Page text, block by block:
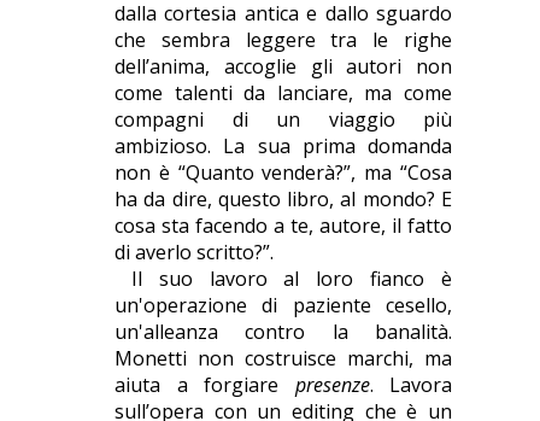
dalla cortesia antica e dallo sguardo
che sembra leggere tra le righe
dell’anima, accoglie gli autori non
come talenti da lanciare, ma come
compagni di un viaggio più
ambizioso. La sua prima domanda
non è “Quanto venderà?”, ma “Cosa
ha da dire, questo libro, al mondo? E
cosa sta facendo a te, autore, il fatto
di averlo scritto?”.
Il suo lavoro al loro fianco è
un'operazione di paziente cesello,
un'alleanza contro la banalità.
Monetti non costruisce marchi, ma
aiuta a forgiare presenze. Lavora
sull’opera con un editing che è un